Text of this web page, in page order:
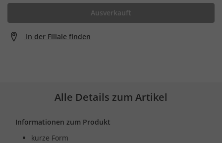
Ausverkauft
In der Filiale finden
Alle Details zum Artikel
Informationen zum Produkt
kurze Form